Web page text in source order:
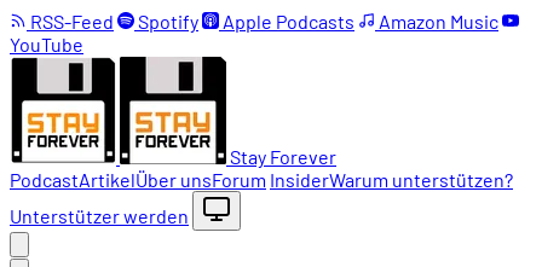
RSS-Feed Spotify Apple Podcasts
Amazon Music
YouTube
Stay Forever
PodcastArtikelÜber unsForum InsiderWarum unterstützen?
Unterstützer werden